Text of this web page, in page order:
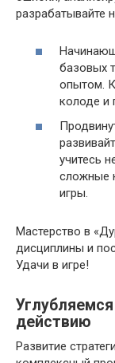
разрабатывайте
базовых
опытом.
колоде и
учитесь
сложные
игры.
Мастерство в
дисциплины и
Удачи в игре!
действию
Развитие